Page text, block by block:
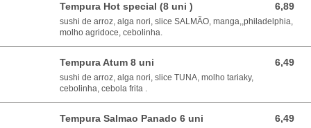
Tempura Hot special (8 uni ) 6,89
6,89 EUR
sushi de arroz, alga nori, slice SALMÃO, manga,,philadelphia,
molho agridoce, cebolinha.
Tempura Atum 8 uni 6,49
6,49 EUR
sushi de arroz, alga nori, slice TUNA, molho tariaky,
cebolinha, cebola frita .
Tempura Salmao Panado 6 uni 6,49
6,49 EUR